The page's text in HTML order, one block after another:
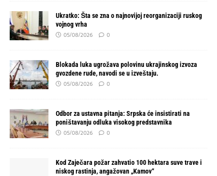
Ukratko: Šta se zna o najnovijoj reorganizaciji ruskog
vojnog vrha
05/08/2026 0
Blokada luka ugrožava polovinu ukrajinskog izvoza
gvozdene rude, navodi se u izveštaju.
05/08/2026 0
Odbor za ustavna pitanja: Srpska će insistirati na
poništavanju odluka visokog predstavnika
05/08/2026 0
Kod Zaječara požar zahvatio 100 hektara suve trave i
niskog rastinja, angažovan „Kamov“